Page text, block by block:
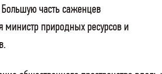
Большую часть саженцев
природных ресурсов и